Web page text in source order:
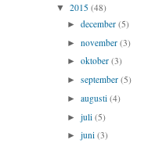
▼ 2015 (48)
► december (5)
► november (3)
► oktober (3)
► september (5)
► augusti (4)
► juli (5)
► juni (3)